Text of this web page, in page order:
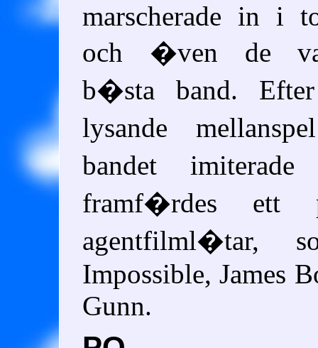
marscherade in i
och �ven de
b�sta band.
lysande
bandet
framf�rdes ett
agentfilml�tar,
Impossible, James
Gunn.